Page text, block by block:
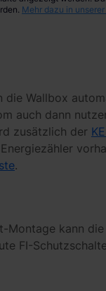
Mehr dazu in
Wallbox
auch dann
zusätzlich der
.
Montage kann
FI-